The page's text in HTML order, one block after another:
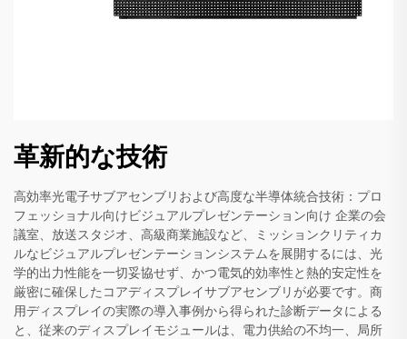
革新的な技術
高効率光電子サブアセンブリおよび高度な半導体統合技術：プロ
フェッショナル向けビジュアルプレゼンテーション向け 企業の会
議室、放送スタジオ、高級商業施設など、ミッションクリティカ
ルなビジュアルプレゼンテーションシステムを展開するには、光
学的出力性能を一切妥協せず、かつ電気的効率性と熱的安定性を
厳密に確保したコアディスプレイサブアセンブリが必要です。商
用ディスプレイの実際の導入事例から得られた診断データによる
と、従来のディスプレイモジュールは、電力供給の不均一、局所